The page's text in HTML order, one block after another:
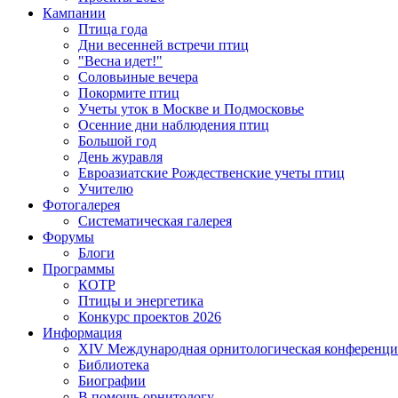
Кампании
Птица года
Дни весенней встречи птиц
"Весна идет!"
Соловьиные вечера
Покормите птиц
Учеты уток в Москве и Подмосковье
Осенние дни наблюдения птиц
Большой год
День журавля
Евроазиатские Рождественские учеты птиц
Учителю
Фотогалерея
Систематическая галерея
Форумы
Блоги
Программы
КОТР
Птицы и энергетика
Конкурс проектов 2026
Информация
XIV Международная орнитологическая
Библиотека
Биографии